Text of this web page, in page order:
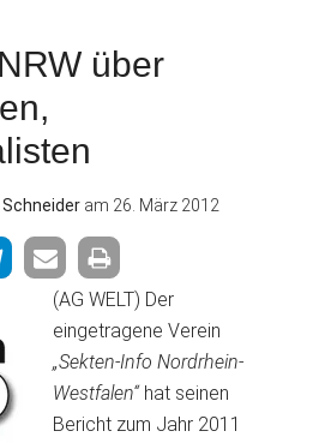
über
am 26. März 2012
(AG WELT) Der
eingetragene Verein
„Sekten-Info Nordrhein-
Westfalen“hat seinen
Bericht zum Jahr 2011